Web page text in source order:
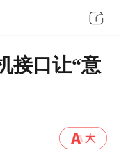
接口让“意